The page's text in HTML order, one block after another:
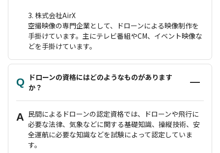
3. 株式会社AirX
空撮映像の専門企業として、ドローンによる映像制作を
手掛けています。主にテレビ番組やCM、イベント映像な
どを手掛けています。
Q ドローンの資格にはどのようなものがあります
か？
A 民間によるドローンの認定資格では、ドローンや飛行に
必要な法律、気象などに関する基礎知識、操縦技術、安
全運航に必要な知識などを試験によって認定していま
す。